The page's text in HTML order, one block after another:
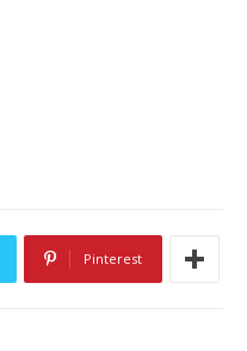
Pinterest